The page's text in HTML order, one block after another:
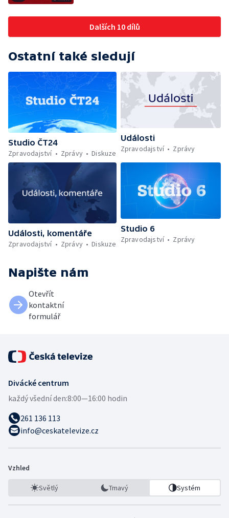
Dalších 10 dílů
Ostatní také sledují
Studio ČT24
Zpravodajství
Zprávy Diskuze
Události
Zpravodajství
Zprávy
Události, komentáře
Zpravodajství
Zprávy Diskuze
Studio 6
Zpravodajství
Zprávy
Napište nám
Otevřít
kontaktní
formulář
Divácké centrum
každý všední den:8:00—16:00 hodin
261 136 113
info@ceskatelevize.cz
Vzhled
Světlý Tmavý Systém